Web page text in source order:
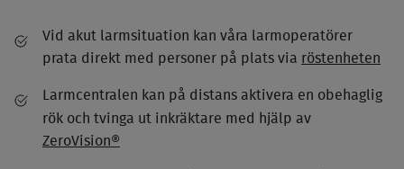
Vid akut larmsituation kan våra larmoperatörer
prata direkt med personer på plats via röstenheten
Larmcentralen kan på distans aktivera en obehaglig
rök och tvinga ut inkräktare med hjälp av
ZeroVision®